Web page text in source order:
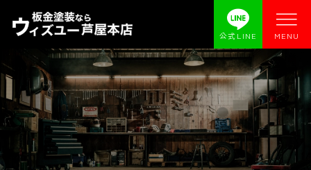
公式LINE MENU